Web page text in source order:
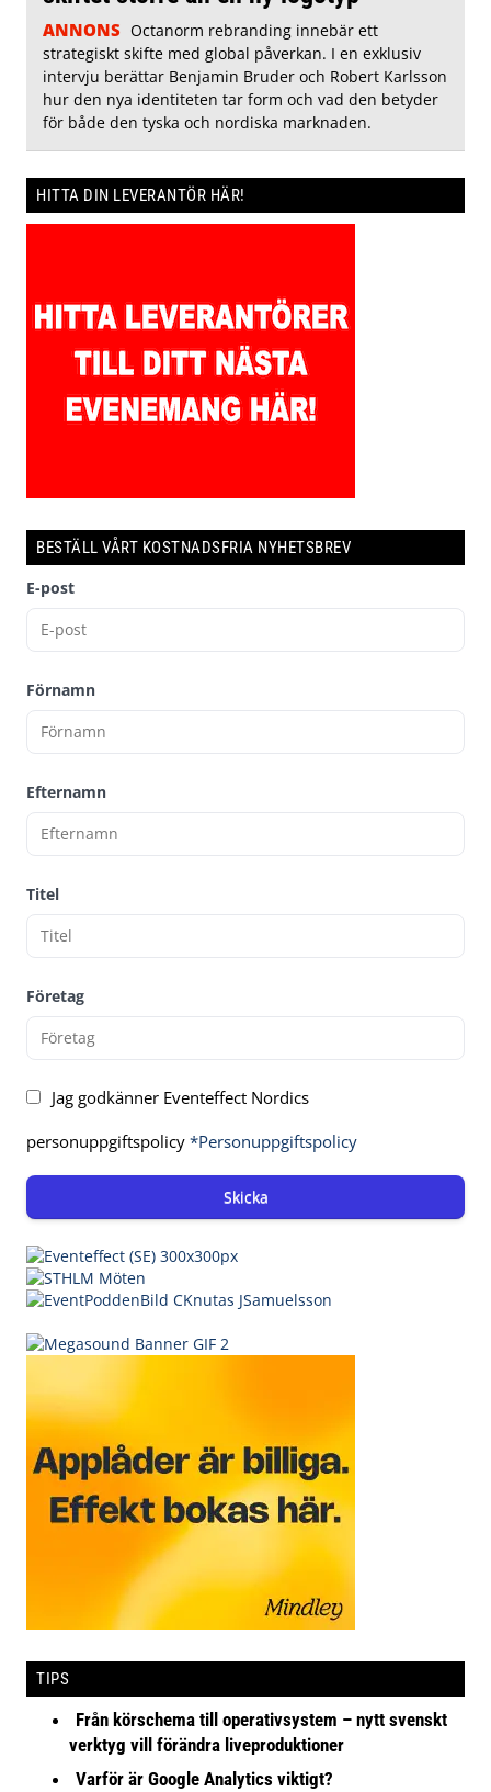
ANNONS Octanorm rebranding innebär ett
strategiskt skifte med global påverkan. I en exklusiv
intervju berättar Benjamin Bruder och Robert Karlsson
hur den nya identiteten tar form och vad den betyder
för både den tyska och nordiska marknaden.
HITTA DIN LEVERANTÖR HÄR!
BESTÄLL VÅRT KOSTNADSFRIA NYHETSBREV
E-post
Förnamn
Efternamn
Titel
Företag
Jag godkänner Eventeffect Nordics
personuppgiftspolicy *Personuppgiftspolicy
Skicka
TIPS
Från körschema till operativsystem – nytt svenskt
verktyg vill förändra liveproduktioner
Varför är Google Analytics viktigt?